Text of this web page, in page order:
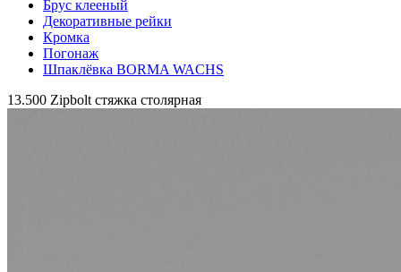
Брус клееный
Декоративные рейки
Кромка
Погонаж
Шпаклёвка BORMA WACHS
13.500 Zipbolt cтяжка столярная